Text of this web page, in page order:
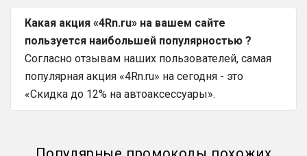
Какая акция «4Rn.ru» на вашем сайте
пользуется наибольшей популярностью ?
Согласно отзывам наших пользователей, самая
популярная акция «4Rn.ru» на сегодня - это
«Скидка до 12% на автоаксессуары».